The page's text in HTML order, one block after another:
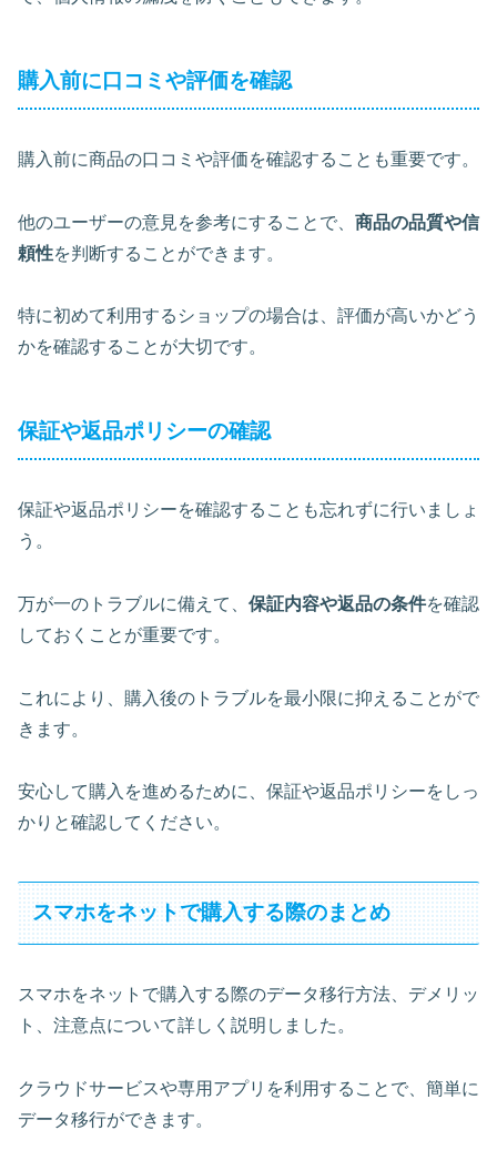
購入前に口コミや評価を確認
購入前に商品の口コミや評価を確認することも重要です。
他のユーザーの意見を参考にすることで、 商品の品質や信
頼性を判断することができます。
特に初めて利用するショップの場合は、 評価が高いかどう
かを確認することが大切です。
保証や返品ポリシーの確認
保証や返品ポリシーを確認することも忘れずに行いましょ
う。
万が一のトラブルに備えて、 保証内容や返品の条件を確認
しておくことが重要です。
これにより、購入後のトラブルを最小限に抑えることがで
きます。
安心して購入を進めるために、保証や返品ポリシーをしっ
かりと確認してください。
スマホをネットで購入する際のまとめ
スマホをネットで購入する際のデータ移行方法、デメリッ
ト、注意点について詳しく説明しました。
クラウドサービスや専用アプリを利用することで、簡単に
データ移行ができます。